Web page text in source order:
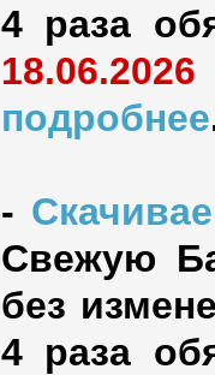
4 раза
18.06.2026
подробнее
-
Свежую
без
4 раза